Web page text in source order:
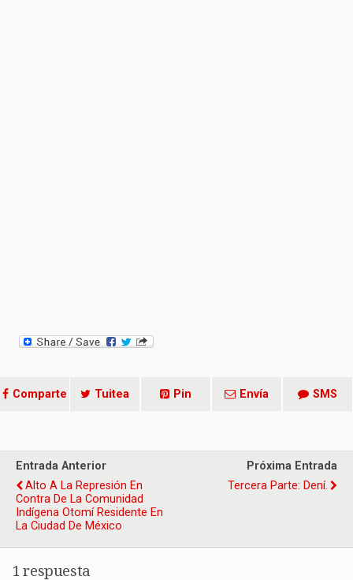
Comparte Tuitea Pin Envía SMS
Entrada Anterior
Alto A La Represión En
Contra De La Comunidad
Indígena Otomí Residente En
La Ciudad De México
Próxima Entrada
Tercera Parte: Dení.
1 respuesta